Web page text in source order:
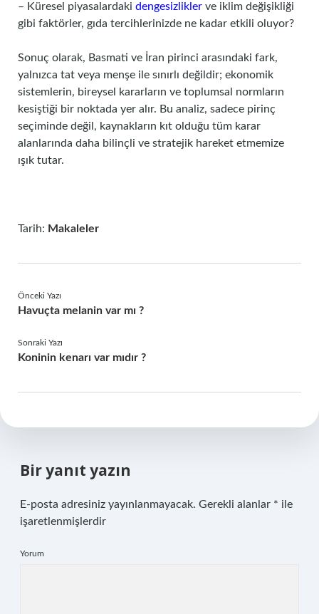
– Küresel piyasalardaki dengesizlikler ve iklim değişikliği
gibi faktörler, gıda tercihlerinizde ne kadar etkili oluyor?
Sonuç olarak, Basmati ve İran pirinci arasındaki fark,
yalnızca tat veya menşe ile sınırlı değildir; ekonomik
sistemlerin, bireysel kararların ve toplumsal normların
kesiştiği bir noktada yer alır. Bu analiz, sadece pirinç
seçiminde değil, kaynakların kıt olduğu tüm karar
alanlarında daha bilinçli ve stratejik hareket etmemize
ışık tutar.
Tarih: Makaleler
Önceki Yazı
Havuçta melanin var mı ?
Sonraki Yazı
Koninin kenarı var mıdır ?
Bir yanıt yazın
E-posta adresiniz yayınlanmayacak. Gerekli alanlar * ile
işaretlenmişlerdir
Yorum